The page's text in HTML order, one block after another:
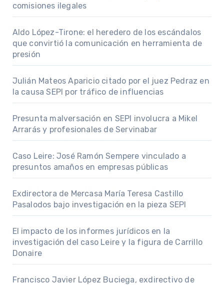
comisiones ilegales
Aldo López-Tirone: el heredero de los escándalos
que convirtió la comunicación en herramienta de
presión
Julián Mateos Aparicio citado por el juez Pedraz en
la causa SEPI por tráfico de influencias
Presunta malversación en SEPI involucra a Mikel
Arrarás y profesionales de Servinabar
Caso Leire: José Ramón Sempere vinculado a
presuntos amaños en empresas públicas
Exdirectora de Mercasa María Teresa Castillo
Pasalodos bajo investigación en la pieza SEPI
El impacto de los informes jurídicos en la
investigación del caso Leire y la figura de Carrillo
Donaire
Francisco Javier López Buciega, exdirectivo de